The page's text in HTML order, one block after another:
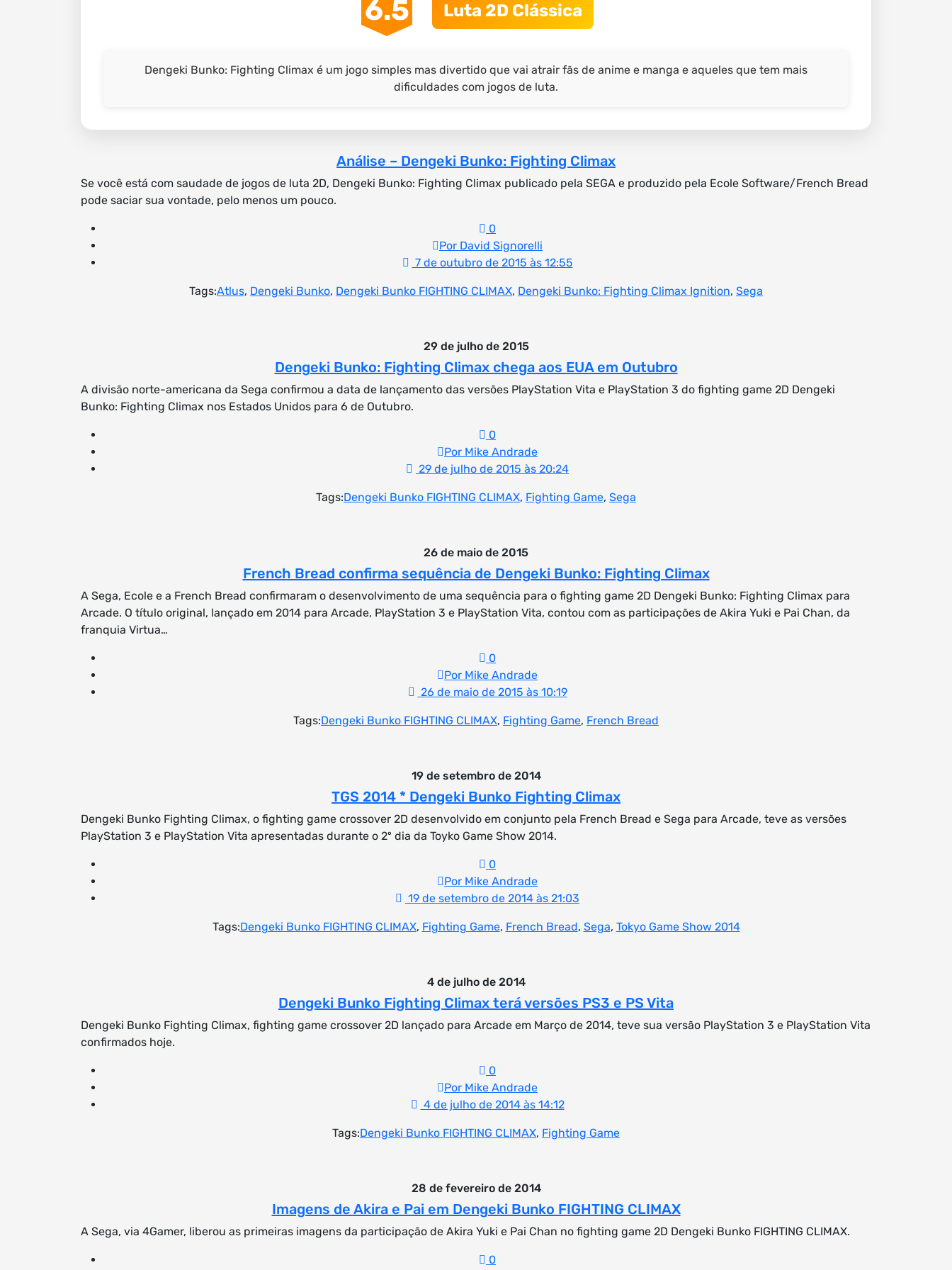
6.5 Luta 2D Clássica
Dengeki Bunko: Fighting Climax é um jogo simples mas divertido que vai atrair fãs de anime e manga e aqueles que tem mais
dificuldades com jogos de luta.
Análise – Dengeki Bunko: Fighting Climax
Se você está com saudade de jogos de luta 2D, Dengeki Bunko: Fighting Climax publicado pela SEGA e produzido pela Ecole Software/French Bread
pode saciar sua vontade, pelo menos um pouco.
0
Por David Signorelli
7 de outubro de 2015 às 12:55
Tags:Atlus, Dengeki Bunko, Dengeki Bunko FIGHTING CLIMAX, Dengeki Bunko: Fighting Climax Ignition, Sega
29 de julho de 2015
Dengeki Bunko: Fighting Climax chega aos EUA em Outubro
A divisão norte-americana da Sega confirmou a data de lançamento das versões PlayStation Vita e PlayStation 3 do fighting game 2D Dengeki
Bunko: Fighting Climax nos Estados Unidos para 6 de Outubro.
0
Por Mike Andrade
29 de julho de 2015 às 20:24
Tags:Dengeki Bunko FIGHTING CLIMAX, Fighting Game, Sega
26 de maio de 2015
French Bread confirma sequência de Dengeki Bunko: Fighting Climax
A Sega, Ecole e a French Bread confirmaram o desenvolvimento de uma sequência para o fighting game 2D Dengeki Bunko: Fighting Climax para
Arcade. O título original, lançado em 2014 para Arcade, PlayStation 3 e PlayStation Vita, contou com as participações de Akira Yuki e Pai Chan, da
franquia Virtua…
0
Por Mike Andrade
26 de maio de 2015 às 10:19
Tags:Dengeki Bunko FIGHTING CLIMAX, Fighting Game, French Bread
19 de setembro de 2014
TGS 2014 * Dengeki Bunko Fighting Climax
Dengeki Bunko Fighting Climax, o fighting game crossover 2D desenvolvido em conjunto pela French Bread e Sega para Arcade, teve as versões
PlayStation 3 e PlayStation Vita apresentadas durante o 2º dia da Toyko Game Show 2014.
0
Por Mike Andrade
19 de setembro de 2014 às 21:03
Tags:Dengeki Bunko FIGHTING CLIMAX, Fighting Game, French Bread, Sega, Tokyo Game Show 2014
4 de julho de 2014
Dengeki Bunko Fighting Climax terá versões PS3 e PS Vita
Dengeki Bunko Fighting Climax, fighting game crossover 2D lançado para Arcade em Março de 2014, teve sua versão PlayStation 3 e PlayStation Vita
confirmados hoje.
0
Por Mike Andrade
4 de julho de 2014 às 14:12
Tags:Dengeki Bunko FIGHTING CLIMAX, Fighting Game
28 de fevereiro de 2014
Imagens de Akira e Pai em Dengeki Bunko FIGHTING CLIMAX
A Sega, via 4Gamer, liberou as primeiras imagens da participação de Akira Yuki e Pai Chan no fighting game 2D Dengeki Bunko FIGHTING CLIMAX.
0